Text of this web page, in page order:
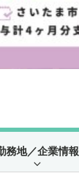
務地／企業情報